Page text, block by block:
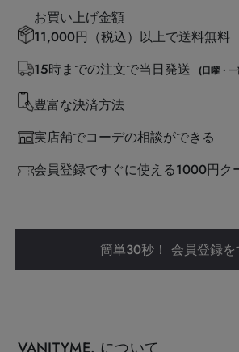
お買い上げ金額
11,000円（税込）以上で送料無料
15時までの注文で当日発送
(日曜・
豊富な決済方法
実店舗でコーデの相談ができる
会員登録ですぐに使える1000円ク
簡単30秒！ 会員登録を